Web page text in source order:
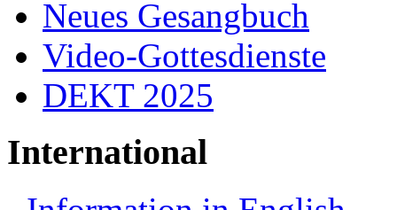
Neues Gesangbuch
Video-Gottesdienste
DEKT 2025
International